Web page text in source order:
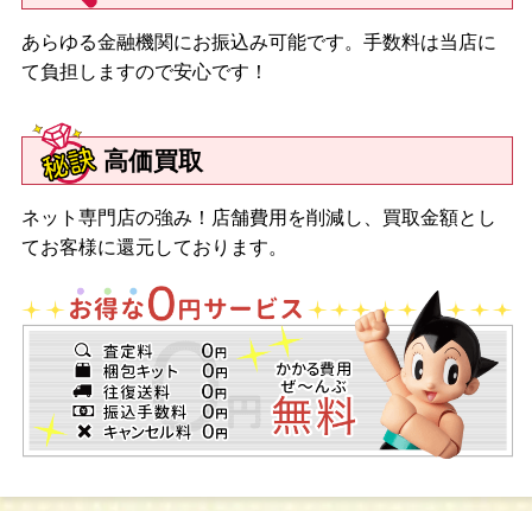
あらゆる金融機関にお振込み可能です。手数料は当店に
て負担しますので安心です！
高価買取
ネット専門店の強み！店舗費用を削減し、買取金額とし
てお客様に還元しております。